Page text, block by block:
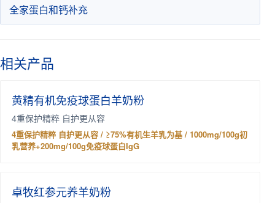
全家蛋白和钙补充
相关产品
黄精有机免疫球蛋白羊奶粉
4重保护精粹 自护更从容
4重保护精粹 自护更从容 / ≥75%有机生羊乳为基 / 1000mg/100g初
乳营养+200mg/100g免疫球蛋白IgG
卓牧红参元养羊奶粉